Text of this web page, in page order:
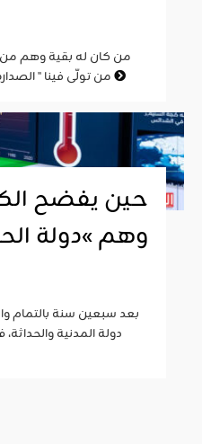
من تولّى فينا "
وهم »دولة
دولة المدنية